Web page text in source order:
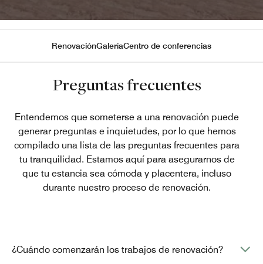
RenovaciónGaleríaCentro de conferencias
Preguntas frecuentes
Entendemos que someterse a una renovación puede
generar preguntas e inquietudes, por lo que hemos
compilado una lista de las preguntas frecuentes para
tu tranquilidad. Estamos aquí para asegurarnos de
que tu estancia sea cómoda y placentera, incluso
durante nuestro proceso de renovación.
¿Cuándo comenzarán los trabajos de renovación?